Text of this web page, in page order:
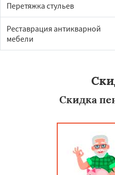
Перетяжка стульев
Реставрация антикварной
мебели
Скидка